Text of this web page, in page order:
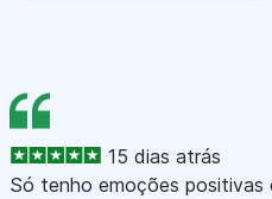
15 dias atrás
Só tenho emoções positivas